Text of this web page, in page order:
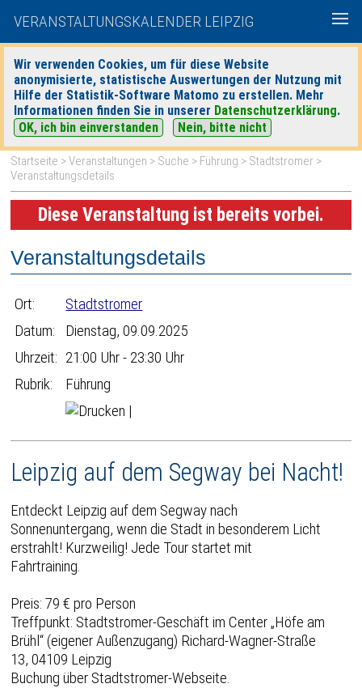
VERANSTALTUNGSKALENDER LEIPZIG
Wir verwenden Cookies, um für diese Website
anonymisierte, statistische Auswertungen der Nutzung mit
Hilfe der Statistik-Software Matomo zu erstellen. Mehr
Informationen finden Sie in unserer Datenschutzerklärung.
OK, ich bin einverstanden
Nein, bitte nicht
heute|morgen| Detaillierte Suche
Startseite >Veranstaltungen > Suche > Führung > Stadtstromer >
Veranstaltungsdetails
Diese Veranstaltung ist bereits vorbei.
Veranstaltungsdetails
Ort:
Stadtstromer
Datum:
Dienstag, 09.09.2025
Uhrzeit: 21:00 Uhr - 23:30 Uhr
Rubrik:
Führung
|
Leipzig auf dem Segway bei Nacht!
Entdeckt Leipzig auf dem Segway nach
Sonnenuntergang, wenn die Stadt in besonderem Licht
erstrahlt! Kurzweilig! Jede Tour startet mit
Fahrtraining.
Preis: 79 € pro Person
Treffpunkt: Stadtstromer-Geschäft im Center „Höfe am
Brühl“ (eigener Außenzugang) Richard-Wagner-Straße
13, 04109 Leipzig
Buchung über Stadtstromer-Webseite.